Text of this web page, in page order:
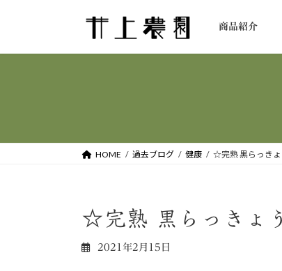
ン
ッ
ー
移
商品紹介
HOME 過去ブログ 健康 ☆完熟 黒らっきょ
☆完熟 黒らっきょ
2021年2月15日